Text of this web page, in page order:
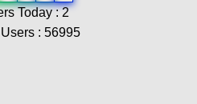
Today : 2
: 56995